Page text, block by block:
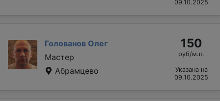
09.10.2025
Голованов Олег
Мастер
Абрамцево
150
руб/м.п.
Указана на
09.10.2025